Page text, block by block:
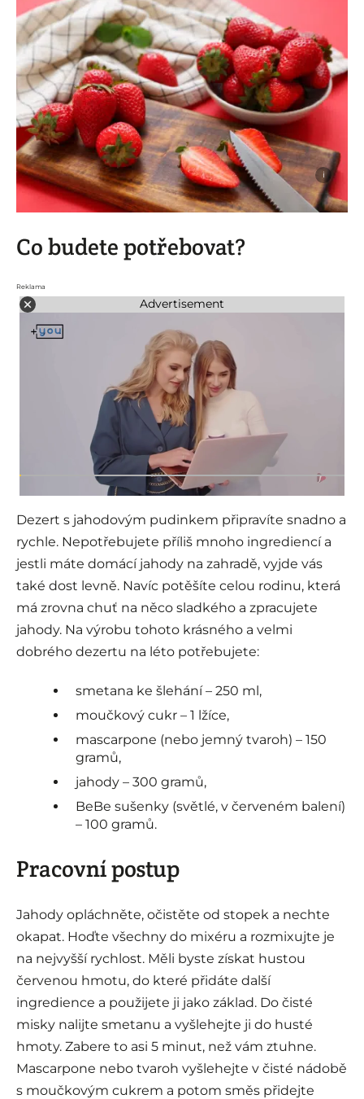
i
Co budete potřebovat?
Reklama
Advertisement
Dezert s jahodovým pudinkem připravíte snadno a
rychle. Nepotřebujete příliš mnoho ingrediencí a
jestli máte domácí jahody na zahradě, vyjde vás
také dost levně. Navíc potěšíte celou rodinu, která
má zrovna chuť na něco sladkého a zpracujete
jahody. Na výrobu tohoto krásného a velmi
dobrého dezertu na léto potřebujete:
smetana ke šlehání – 250 ml,
moučkový cukr – 1 lžíce,
mascarpone (nebo jemný tvaroh) – 150
gramů,
jahody – 300 gramů,
BeBe sušenky (světlé, v červeném balení)
– 100 gramů.
Pracovní postup
Jahody opláchněte, očistěte od stopek a nechte
okapat. Hoďte všechny do mixéru a rozmixujte je
na nejvyšší rychlost. Měli byste získat hustou
červenou hmotu, do které přidáte další
ingredience a použijete ji jako základ. Do čisté
misky nalijte smetanu a vyšlehejte ji do husté
hmoty. Zabere to asi 5 minut, než vám ztuhne.
Mascarpone nebo tvaroh vyšlehejte v čisté nádobě
s moučkovým cukrem a potom směs přidejte